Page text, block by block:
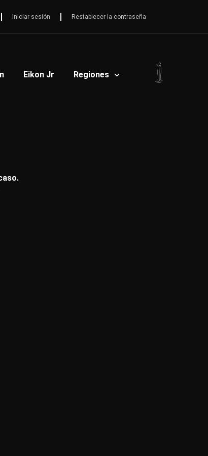
Iniciar sesión Restablecer la contraseña
Eikon Jr Regiones